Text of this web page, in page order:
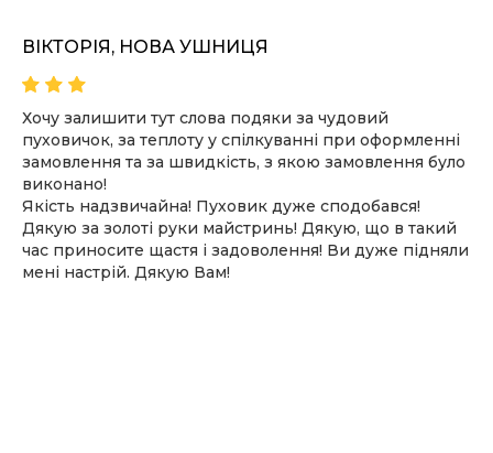
ВІКТОРІЯ, НОВА УШНИЦЯ
Хочу залишити тут слова подяки за чудовий
пуховичок, за теплоту у спілкуванні при оформленні
замовлення та за швидкість, з якою замовлення було
виконано!
Якість надзвичайна! Пуховик дуже сподобався!
Дякую за золоті руки майстринь! Дякую, що в такий
час приносите щастя і задоволення! Ви дуже підняли
мені настрій. Дякую Вам!